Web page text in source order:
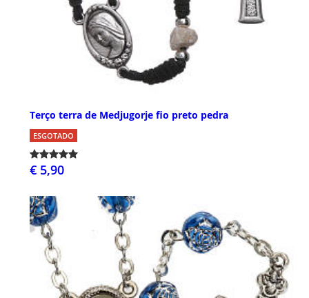
Terço terra de Medjugorje fio preto pedra
ESGOTADO
€ 5,90